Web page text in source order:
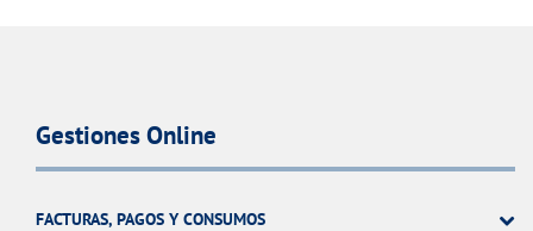
Gestiones Online
FACTURAS, PAGOS Y CONSUMOS